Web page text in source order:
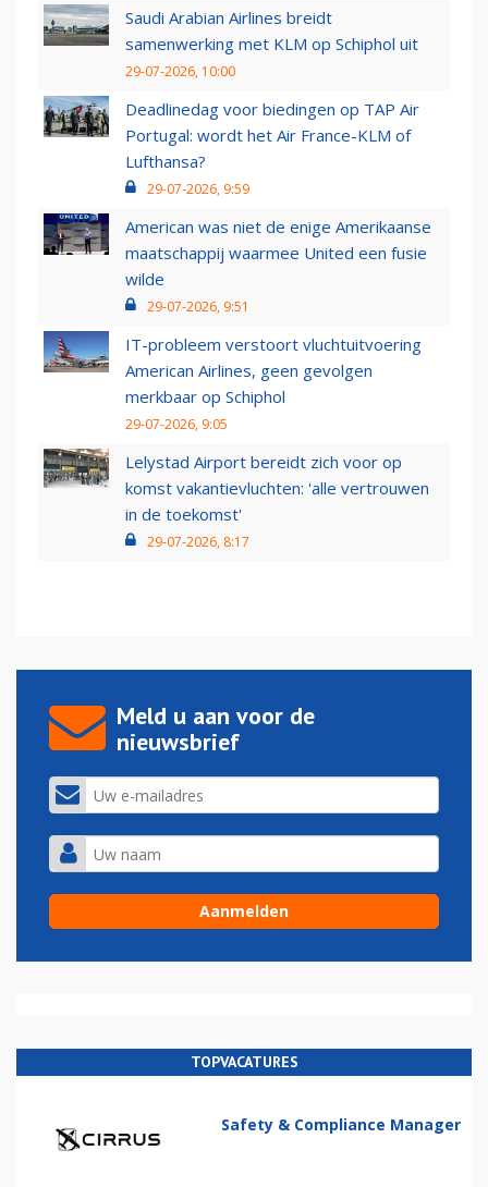
Saudi Arabian Airlines breidt
samenwerking met KLM op Schiphol uit
29-07-2026, 10:00
Deadlinedag voor biedingen op TAP Air
Portugal: wordt het Air France-KLM of
Lufthansa?
29-07-2026, 9:59
American was niet de enige Amerikaanse
maatschappij waarmee United een fusie
wilde
29-07-2026, 9:51
IT-probleem verstoort vluchtuitvoering
American Airlines, geen gevolgen
merkbaar op Schiphol
29-07-2026, 9:05
Lelystad Airport bereidt zich voor op
komst vakantievluchten: 'alle vertrouwen
in de toekomst'
29-07-2026, 8:17
Meld u aan voor de
nieuwsbrief
TOPVACATURES
Safety & Compliance Manager